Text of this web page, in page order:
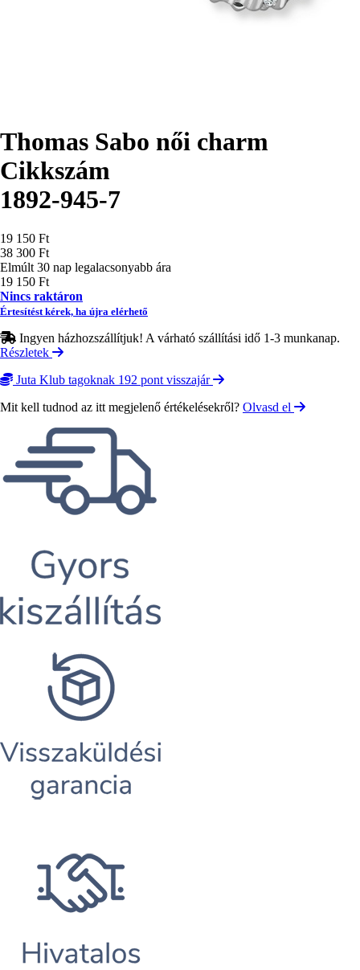
Thomas Sabo női charm
Cikkszám
1892-945-7
Ár
19 150 Ft
38 300 Ft
Elmúlt 30 nap legalacsonyabb ára
19 150 Ft
Nincs raktáron
Értesítést kérek, ha újra elérhető
Ingyen házhozszállítjuk! A várható szállítási idő 1-3 munkanap.
Részletek
Juta Klub tagoknak 192 pont visszajár
Mit kell tudnod az itt megjelenő értékelésekről? Olvasd el